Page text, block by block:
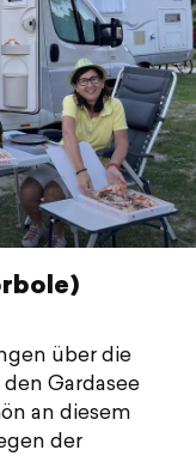
über die
Gardasee
an diesem
der